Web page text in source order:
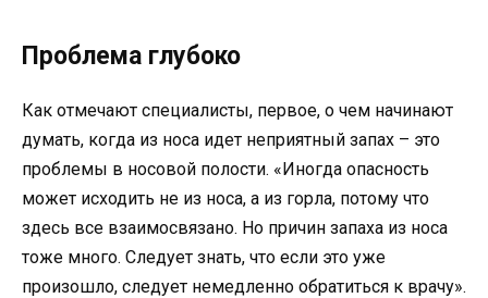
Проблема глубоко
Как отмечают специалисты, первое, о чем начинают
думать, когда из носа идет неприятный запах – это
проблемы в носовой полости. «Иногда опасность
может исходить не из носа, а из горла, потому что
здесь все взаимосвязано. Но причин запаха из носа
тоже много. Следует знать, что если это уже
произошло, следует немедленно обратиться к врачу».